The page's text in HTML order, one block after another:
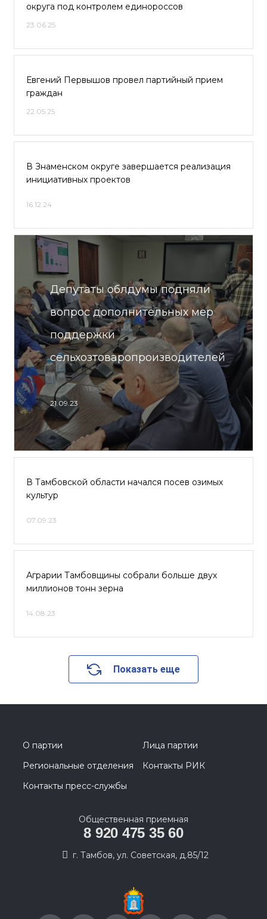
округа под контролем единороссов
23.06.25
Евгений Первышов провел партийный прием
граждан
22.05.25
В Знаменском округе завершается реализация
инициативных проектов
16.12.24
Депутаты облдумы подняли
вопрос дополнительных мер
поддержки
сельхозтоваропроизводителей
21.09.23
В Тамбовской области начался посев озимых
культур
07.09.23
Аграрии Тамбовщины собрали больше двух
миллионов тонн зерна
14.08.23
Показать еще
О партии
Лица партии
Региональные отделения
Контакты РИК
Контакты пресс-службы
Общественная приемная
8 920 475 35 60
г. Тамбов, ул. Советская, д.85/12